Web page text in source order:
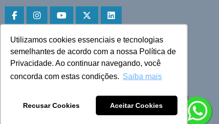
Utilizamos cookies essenciais e tecnologias
semelhantes de acordo com a nossa Política de
Privacidade. Ao continuar navegando, você
concorda com estas condições. Saiba mais
Recusar Cookies Aceitar Cookies
Faça download do aplicativo
Play Store e App Store
Todos os direitos reservados © 2025 Cruzeiro do Sul